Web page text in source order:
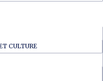
CULTURE